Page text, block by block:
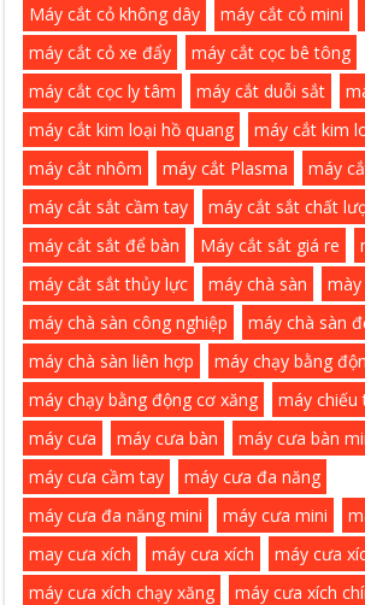
Máy cắt cỏ không dây
máy cắt cỏ mini
máy cắt cỏ xe đẩy
máy cắt cọc bê tông
máy cắt cọc ly tâm
máy cắt duỗi sắt
máy cắt kim loại hồ quang
máy cắt kim
máy cắt nhôm
máy cắt Plasma
máy
máy cắt sắt cầm tay
máy cắt sắt chất
máy cắt sắt để bàn
Máy cắt sắt giá re
máy cắt sắt thủy lực
máy chà sàn
mày
máy chà sàn công nghiệp
máy chà sàn
máy chà sàn liên hợp
máy chạy bằng
máy chạy bằng động cơ xăng
máy chiếu
máy cưa
máy cưa bàn
máy cưa bàn
máy cưa cầm tay
máy cưa đa năng
máy cưa đa năng mini
máy cưa mini
may cưa xích
máy cưa xích
máy cưa
máy cưa xích chạy xăng
máy cưa xích